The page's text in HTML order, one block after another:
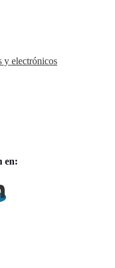
y electrónicos
en: